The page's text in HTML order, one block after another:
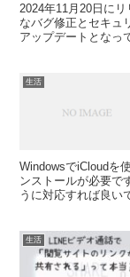
2024年11月20日に
なバグ修正とセキュ
アップデートとなっ
生活
WindowsでiCloudを
ンストールが必要で
うに対応すれば良い
生活